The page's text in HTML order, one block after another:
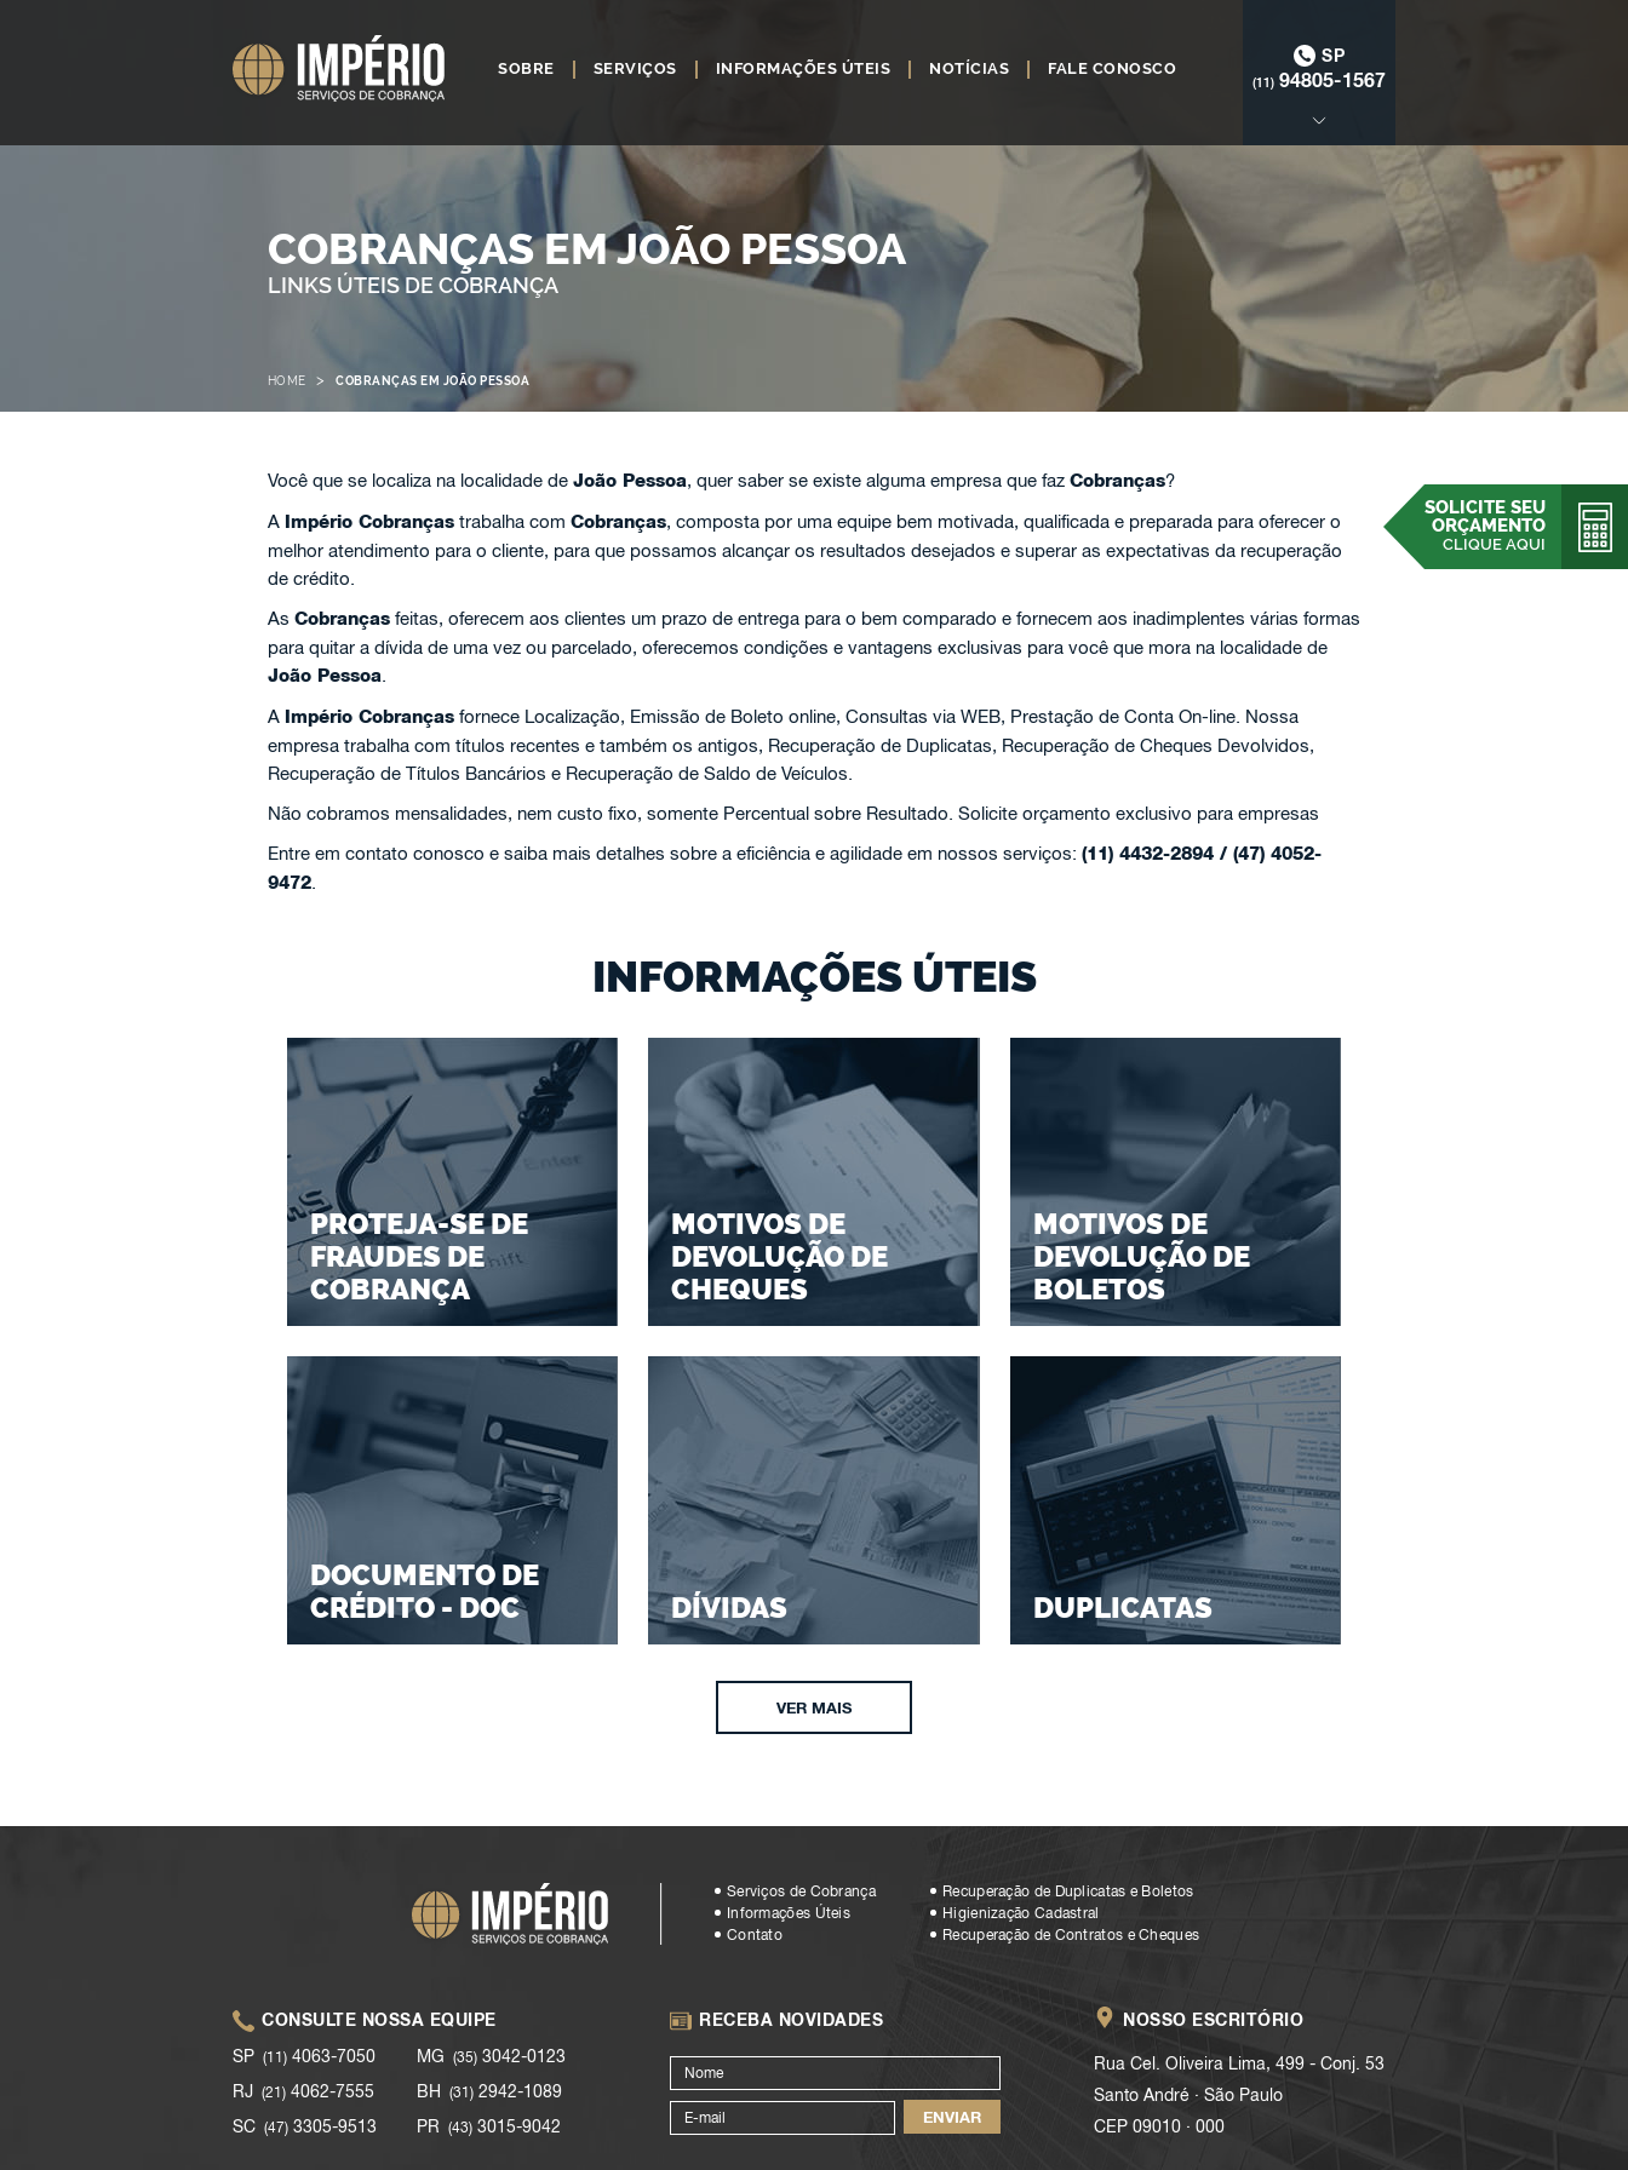
SOBRE SERVIÇOS INFORMAÇÕES ÚTEIS NOTÍCIAS FALE CONOSCO
SP
(11) 94805-1567
SOLICITE SEU
ORÇAMENTO
CLIQUE AQUI
COBRANÇAS EM JOÃO PESSOA
LINKS ÚTEIS DE COBRANÇA
HOME > COBRANÇAS EM JOÃO PESSOA
Você que se localiza na localidade de João Pessoa, quer saber se existe alguma empresa que faz Cobranças?
A Império Cobrançastrabalha com Cobranças, composta por uma equipe bem motivada, qualificada e preparada para oferecer o
melhor atendimento para o cliente, para que possamos alcançar os resultados desejados e superar as expectativas da recuperação
de crédito.
As Cobrançasfeitas, oferecem aos clientes um prazo de entrega para o bem comparado e fornecem aos inadimplentes várias formas
para quitar a dívida de uma vez ou parcelado, oferecemos condições e vantagens exclusivas para você que mora na localidade de
João Pessoa.
A Império Cobrançasfornece Localização, Emissão de Boleto online, Consultas via WEB, Prestação de Conta On-line. Nossa
empresa trabalha com títulos recentes e também os antigos, Recuperação de Duplicatas, Recuperação de Cheques Devolvidos,
Recuperação de Títulos Bancários e Recuperação de Saldo de Veículos.
Não cobramos mensalidades, nem custo fixo, somente Percentual sobre Resultado. Solicite orçamento exclusivo para empresas
Entre em contato conosco e saiba mais detalhes sobre a eficiência e agilidade em nossos serviços: (11) 4432-2894 / (47) 4052-
9472.
INFORMAÇÕES ÚTEIS
PROTEJA-SE DE
FRAUDES DE
COBRANÇA
MOTIVOS DE
DEVOLUÇÃO DE
CHEQUES
MOTIVOS DE
DEVOLUÇÃO DE
BOLETOS
DOCUMENTO DE
CRÉDITO - DOC
DÍVIDAS DUPLICATAS
VER MAIS
Serviços de Cobrança
Informações Úteis
Contato
Recuperação de Duplicatas e Boletos
Higienização Cadastral
Recuperação de Contratos e Cheques
CONSULTE NOSSA EQUIPE
SP (11) 4063-7050
RJ (21) 4062-7555
SC (47) 3305-9513
MG (35) 3042-0123
BH (31) 2942-1089
PR (43) 3015-9042
RECEBA NOVIDADES NOSSO ESCRITÓRIO
Rua Cel. Oliveira Lima, 499 - Conj. 53
Santo André . São Paulo
CEP 09010 . 000